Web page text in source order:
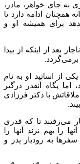
به جای خواهر، مادر،
همچنان ادامه دارد تا
برای همیشه او و
بعد از اینکه از پیدا
از اساتید او به نام
پگاه آنقدر درگیر
با دکتر فرزادی
می‌رفتند تا که قدری
را بهم نزند آنها را
به رودبار پدر و